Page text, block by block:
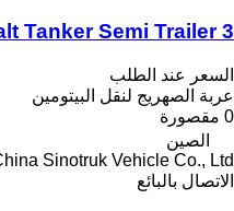
3 Axle Asphalt Tanker Semi Trailer
السعر عند الطلب
عربة الصهريج لنقل البيتومين
0 مقصورة
الصين
Sinotruk Vehicle Co., Ltd.
الاتصال بالبائع